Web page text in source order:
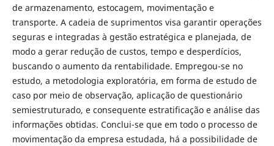
de armazenamento, estocagem, movimentação e
transporte. A cadeia de suprimentos visa garantir operações
seguras e integradas à gestão estratégica e planejada, de
modo a gerar redução de custos, tempo e desperdícios,
buscando o aumento da rentabilidade. Empregou-se no
estudo, a metodologia exploratória, em forma de estudo de
caso por meio de observação, aplicação de questionário
semiestruturado, e consequente estratificação e análise das
informações obtidas. Conclui-se que em todo o processo de
movimentação da empresa estudada, há a possibilidade de